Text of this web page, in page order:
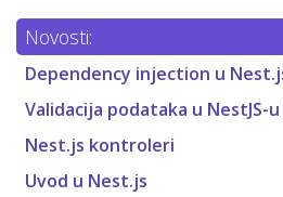
Novosti:
Dependency injection u
Validacija podataka u NestJS-
Nest.js kontroleri
Uvod u Nest.js